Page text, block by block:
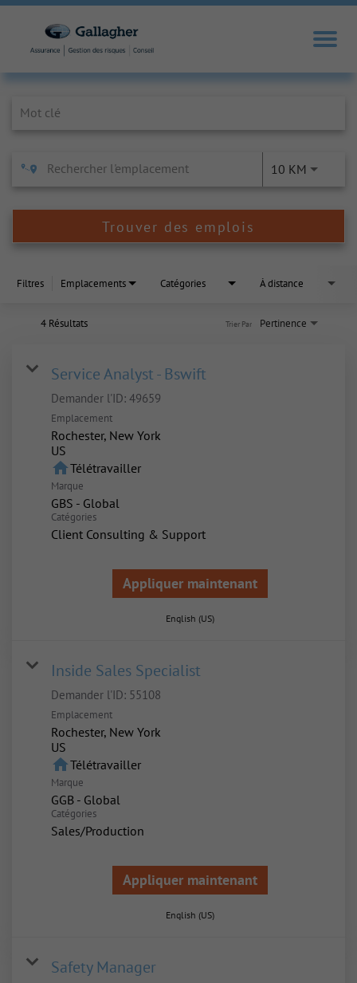
10 KM
Trouver des emplois
Filtres Emplacements Catégories À distance
4 Résultats Pertinence
Trier Par
Service Analyst - Bswift
Demander l'ID: 49659
Emplacement
Rochester, New York
homeTélétravailler
Marque
GBS - Global
Catégories
Client Consulting & Support
Appliquer maintenant
English (US)
Inside Sales Specialist
Demander l'ID: 55108
Emplacement
Rochester, New York
homeTélétravailler
Marque
GGB - Global
Catégories
Sales/Production
Appliquer maintenant
English (US)
Safety Manager